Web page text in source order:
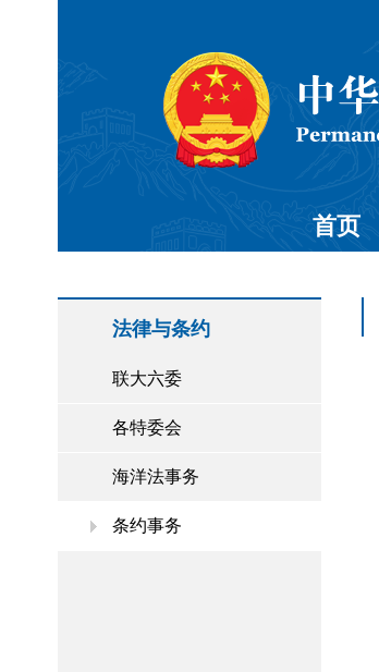
首页
法律与条约
联大六委
各特委会
海洋法事务
条约事务